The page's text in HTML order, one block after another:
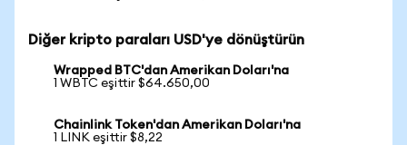
Diğer kripto paraları USD'ye dönüştürün
Wrapped BTC'dan Amerikan Doları'na
1 WBTC eşittir $64.650,00
Chainlink Token'dan Amerikan Doları'na
1 LINK eşittir $8,22